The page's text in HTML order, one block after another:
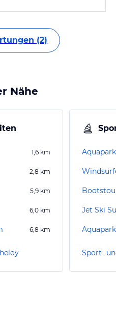
(2)
Nähe
1,6 km
2,8 km
5,9 km
6,0 km
6,8 km
Jet Ski
Sport-